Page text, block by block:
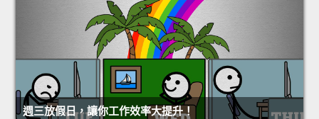
週三放假日，讓你工作效率大提升！